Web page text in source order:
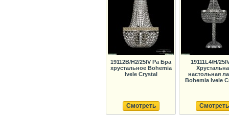
19112B/H2/25IV Pa Бра
хрустальное Bohemia
Ivele Crystal
Смотреть
19111L4/H/
настольная
Bohemia Ivele
Смотреть